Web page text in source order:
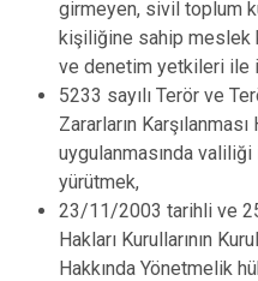
girmeyen, sivil toplum
kişiliğine sahip meslek
ve denetim yetkileri ile
5233 sayılı Terör ve
Zararların Karşılanması
uygulanmasında
yürütmek,
23/11/2003 tarihli ve
Hakları Kurullarının
Hakkında Yönetmelik